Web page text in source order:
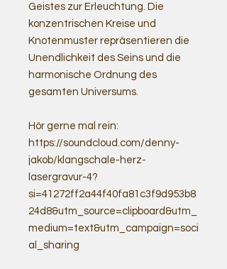
Geistes zur Erleuchtung. Die
konzentrischen Kreise und
Knotenmuster repräsentieren die
Unendlichkeit des Seins und die
harmonische Ordnung des
gesamten Universums.
Hör gerne mal rein:
https://soundcloud.com/denny-
jakob/klangschale-herz-
lasergravur-4?
si=41272ff2a44f40fa81c3f9d953b8
24d8&utm_source=clipboard&utm_
medium=text&utm_campaign=soci
al_sharing